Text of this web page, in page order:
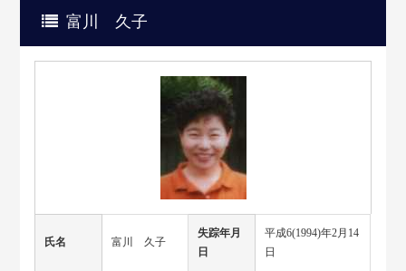
富川 久子
氏名 富川 久子
失踪年月
日
平成6(1994)年2月14
日